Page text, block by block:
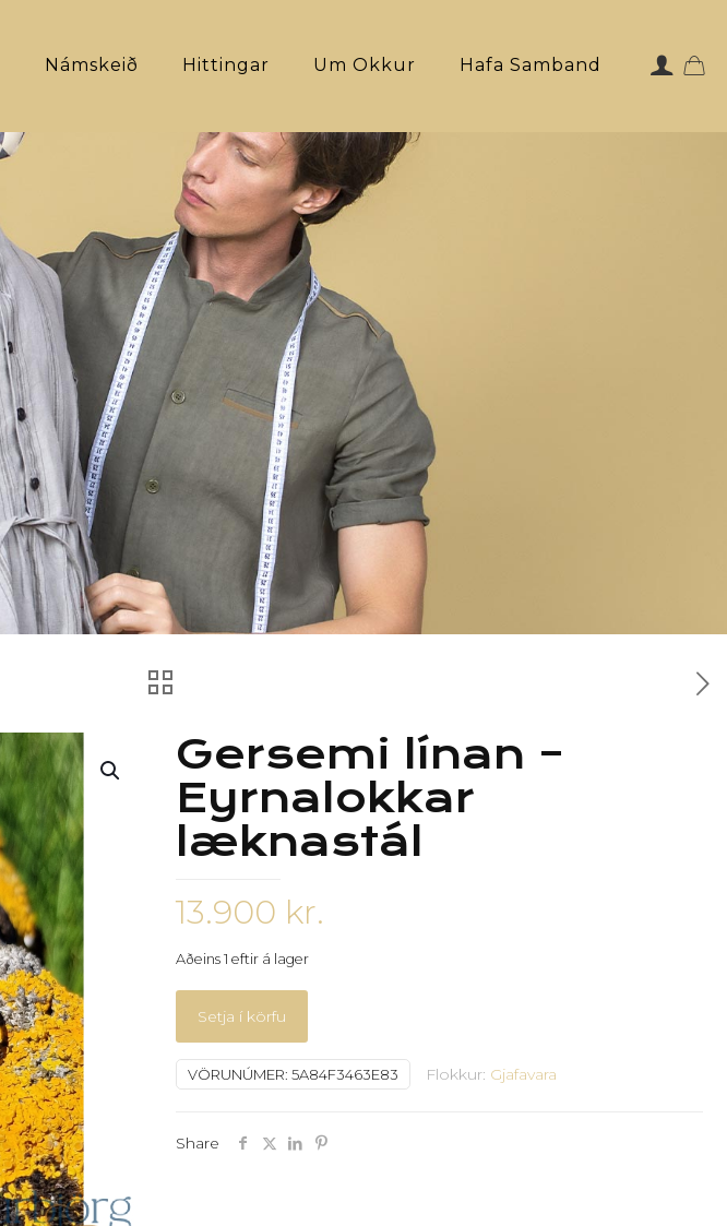
Námskeið Hittingar Um Okkur Hafa Samband
Gersemi línan –
Eyrnalokkar
læknastál
13.900 kr.
Aðeins 1 eftir á lager
Setja í körfu
VÖRUNÚMER: 5A84F3463E83 Flokkur: Gjafavara
Share